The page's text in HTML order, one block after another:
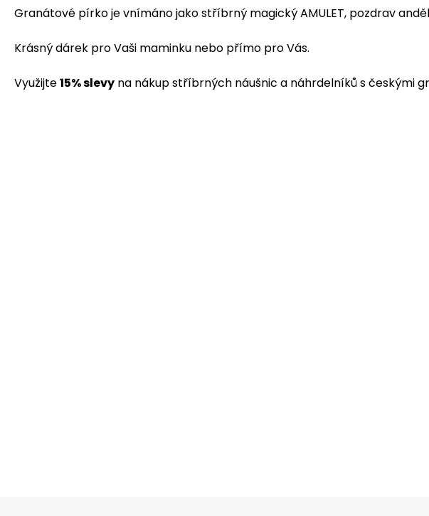
Granátové pírko je vnímáno jako stříbrný magický AMULET, pozdrav
Krásný dárek pro Vaši maminku nebo přímo pro Vás.
Využijte15% slevy na nákup stříbrných náušnic a náhrdelníků s českými